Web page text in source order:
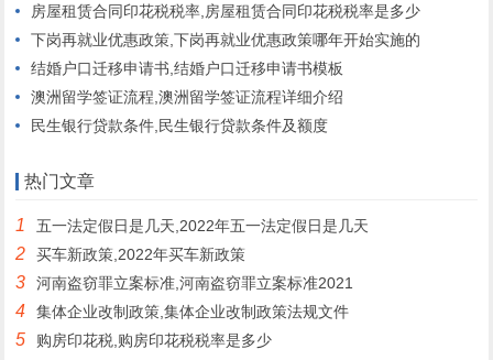
房屋租赁合同印花税税率,房屋租赁合同印花税税率是多少
下岗再就业优惠政策,下岗再就业优惠政策哪年开始实施的
结婚户口迁移申请书,结婚户口迁移申请书模板
澳洲留学签证流程,澳洲留学签证流程详细介绍
民生银行贷款条件,民生银行贷款条件及额度
热门文章
1 五一法定假日是几天,2022年五一法定假日是几天
2 买车新政策,2022年买车新政策
3 河南盗窃罪立案标准,河南盗窃罪立案标准2021
4 集体企业改制政策,集体企业改制政策法规文件
5 购房印花税,购房印花税税率是多少